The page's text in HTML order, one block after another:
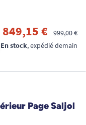
849,15 €
999,00 €
En stock, expédié demain
Page Saljol